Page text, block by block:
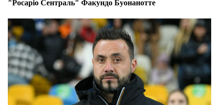
"Росаріо Сентраль" Факундо Буонанотте